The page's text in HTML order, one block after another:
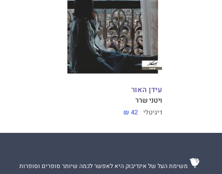
עידן האור
ויטני שרר
דיגיטלי 42 ₪
משימת העל של אינדיבוק היא לאפשר לכמה שיותר סופרים וסופרות